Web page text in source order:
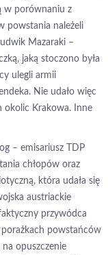
w porównaniu z
powstania należeli
Mazaraki –
jaką stoczono była
ulegli armii
Nie udało więc
okolic Krakowa. Inne
– emisariusz TDP
chłopów oraz
która udała się
austriackie
przywódca
porażkach powstańców
na opuszczenie